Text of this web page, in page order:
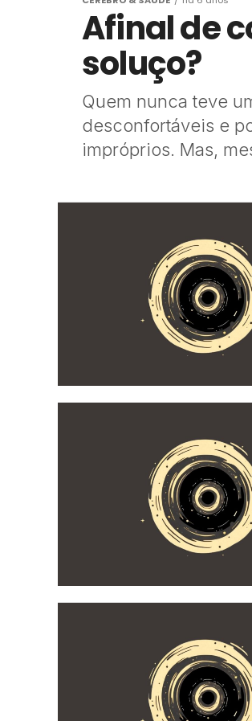
Afinal de
soluço?
Quem nunca teve
desconfortáveis e
impróprios. Mas,